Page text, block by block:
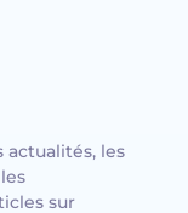
actualités, les
sur